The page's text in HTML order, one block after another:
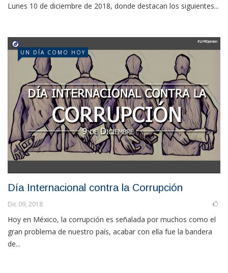
Lunes 10 de diciembre de 2018, donde destacan los siguientes...
UN DÍA COMO HOY
Día Internacional contra la Corrupción
Dic 09, 2018
Hoy en México, la corrupción es señalada por muchos como el
gran problema de nuestro país, acabar con ella fue la bandera
de...